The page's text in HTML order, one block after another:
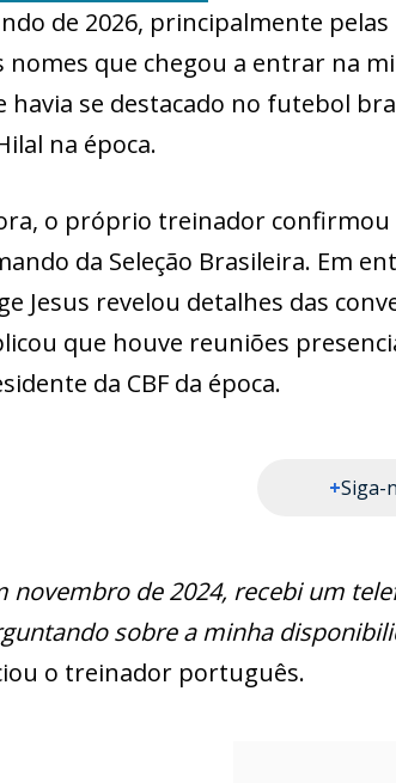
de 2026, principalmente
nomes que chegou a entrar na
havia se destacado no futebol
na época.
o próprio treinador confirmou
da Seleção Brasileira. Em
Jesus revelou detalhes das
que houve reuniões
da CBF da época.
+Siga-
novembro de 2024, recebi um
sobre a minha
o treinador português.